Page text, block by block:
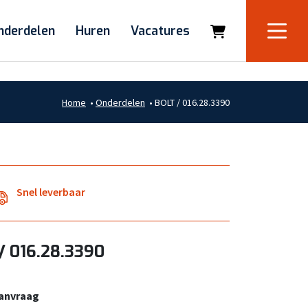
Huren Vacatures
Home • Onderdelen • BOLT / 016.28.3390
Snel leverbaar
016.28.3390